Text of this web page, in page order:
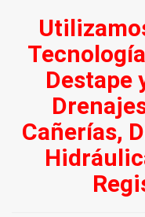
Destape
Cañerías,